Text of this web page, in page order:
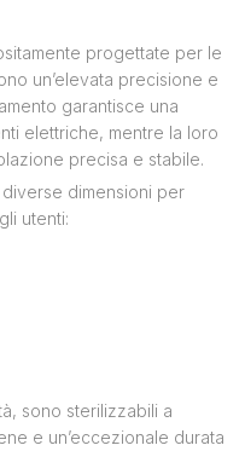
progettate per le
un’elevata precisione e
garantisce una
elettriche, mentre la loro
precisa e stabile.
dimensioni per
utenti:
sono sterilizzabili a
e un’eccezionale durata